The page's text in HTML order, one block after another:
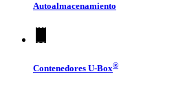
Autoalmacenamiento
Contenedores U-Box®